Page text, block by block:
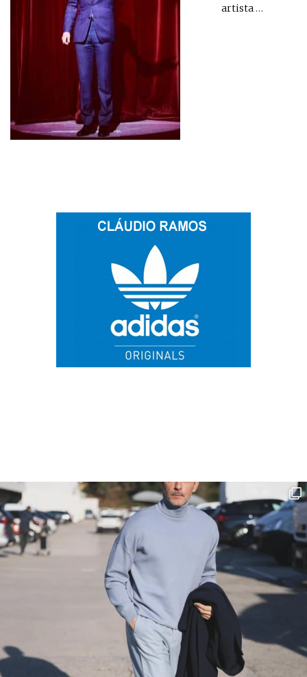
artista…